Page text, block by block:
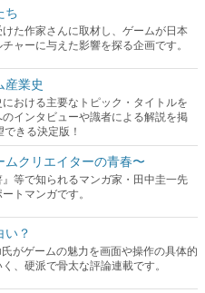
ち
た作家さんに取材し、ゲームが日本
ャーに与えた影響を探る企画です。
産業史
おける主要なトピック・タイトルを
インタビューや識者による解説を掲
きる決定版！
クリエイターの青春〜
』等で知られるマンガ家・田中圭一先
トマンガです。
い？
がゲームの魅力を画面や操作の具体的
、硬派で骨太な評論連載です。